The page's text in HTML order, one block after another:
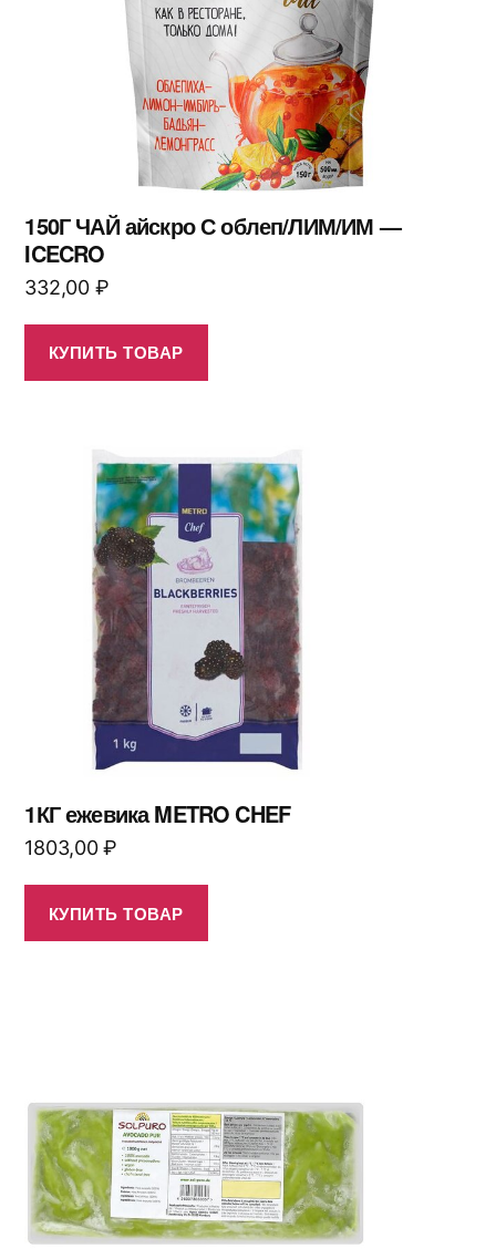
150Г ЧАЙ айскро С облеп/ЛИМ/ИМ —
ICECRO
332,00 ₽
КУПИТЬ ТОВАР
1КГ ежевика METRO CHEF
1803,00₽
КУПИТЬ ТОВАР